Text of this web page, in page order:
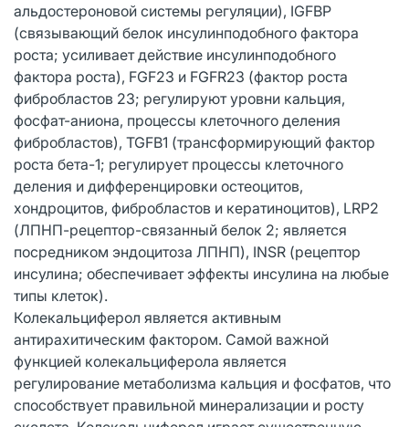
альдостероновой системы регуляции), IGFBP
(связывающий белок инсулинподобного фактора
роста; усиливает действие инсулинподобного
фактора роста), FGF23 и FGFR23 (фактор роста
фибробластов 23; регулируют уровни кальция,
фосфат-аниона, процессы клеточного деления
фибробластов), TGFB1 (трансформирующий фактор
роста бета-1; регулирует процессы клеточного
деления и дифференцировки остеоцитов,
хондроцитов, фибробластов и кератиноцитов), LRP2
(ЛПНП-рецептор-связанный белок 2; является
посредником эндоцитоза ЛПНП), INSR (рецептор
инсулина; обеспечивает эффекты инсулина на любые
типы клеток).
Колекальциферол является активным
антирахитическим фактором. Самой важной
функцией колекальциферола является
регулирование метаболизма кальция и фосфатов, что
способствует правильной минерализации и росту